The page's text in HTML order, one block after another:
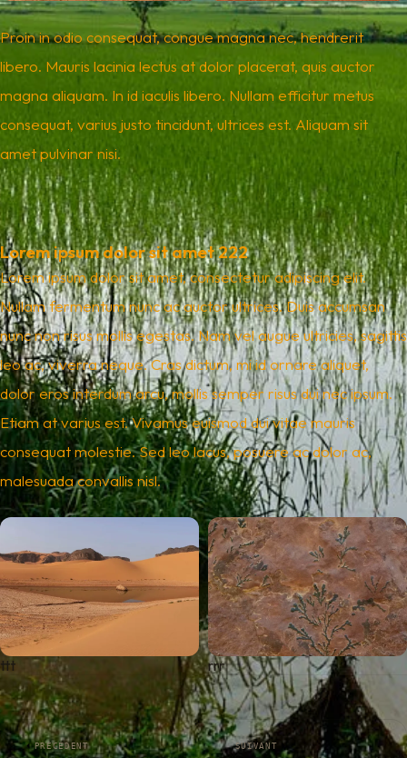
Proin in odio consequat, congue magna nec, hendrerit
libero. Mauris lacinia lectus at dolor placerat, quis auctor
magna aliquam. In id iaculis libero. Nullam efficitur metus
consequat, varius justo tincidunt, ultrices est. Aliquam sit
amet pulvinar nisi.
Lorem ipsum dolor sit amet 222
Lorem ipsum dolor sit amet, consectetur adipiscing elit.
Nullam fermentum nunc ac auctor ultrices. Duis accumsan
nunc non risus mollis egestas. Nam vel augue ultricies, sagittis
leo ac, viverra neque. Cras dictum, mi id ornare aliquet,
dolor eros interdum arcu, mollis semper risus dui nec ipsum.
Etiam at varius est. Vivamus euismod dui vitae mauris
consequat molestie. Sed leo lacus, posuere ac dolor ac,
malesuada convallis nisl.
ttt rrr
PRÉCÉDENT SUIVANT